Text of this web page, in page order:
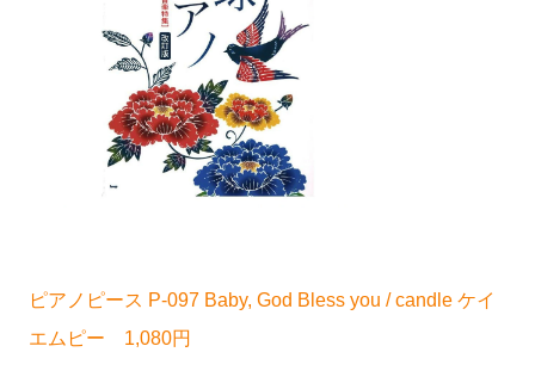
ピアノピース P-097 Baby, God Bless you / candle ケイ
エムピー 1,080円